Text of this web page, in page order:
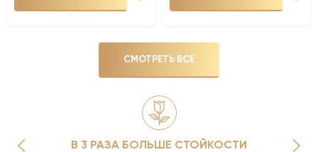
СМОТРЕТЬ ВСЕ
В 3 РАЗА БОЛЬШЕ СТОЙКОСТИ